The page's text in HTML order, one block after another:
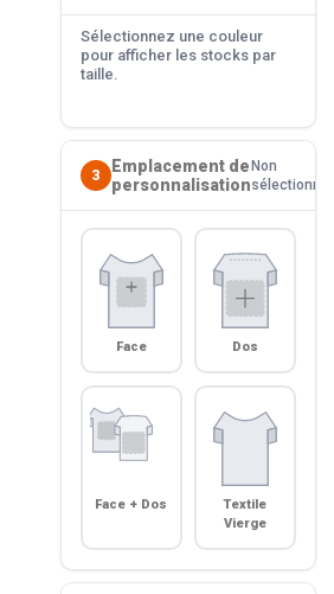
Sélectionnez une couleur
pour afficher les stocks par
taille.
3
Emplacement de
personnalisation
Non
sélectionné
Face Dos
Face + Dos
Textile
Vierge